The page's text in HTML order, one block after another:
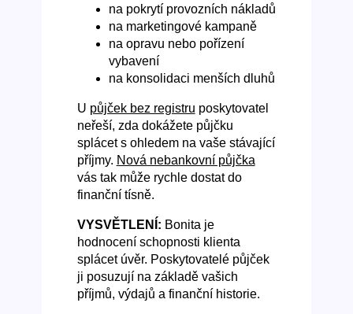
na pokrytí provozních nákladů
na marketingové kampaně
na opravu nebo pořízení
vybavení
na konsolidaci menších dluhů
U půjček bez registru poskytovatel
neřeší, zda dokážete půjčku
splácet s ohledem na vaše stávající
příjmy. Nová nebankovní půjčka
vás tak může rychle dostat do
finanční tísně.
VYSVĚTLENÍ: Bonita je
hodnocení schopnosti klienta
splácet úvěr. Poskytovatelé půjček
ji posuzují na základě vašich
příjmů, výdajů a finanční historie.